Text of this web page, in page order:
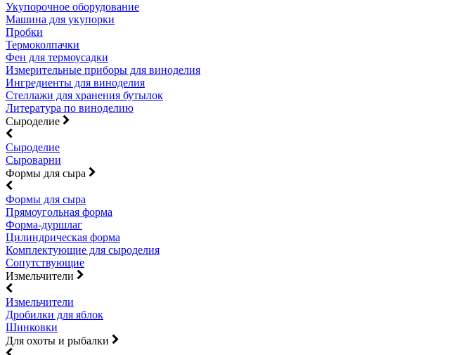
Укупорочное оборудование
Машина для укупорки
Пробки
Термоколпачки
Фен для термоусадки
Измерительные приборы для виноделия
Ингредиенты для виноделия
Стеллажи для хранения бутылок
Литература по виноделию
Сыроделие
Сыроделие
Сыроварни
Формы для сыра
Формы для сыра
Прямоугольная форма
Форма-дуршлаг
Цилиндрическая форма
Комплектующие для сыроделия
Сопутствующие
Измельчители
Измельчители
Дробилки для яблок
Шинковки
Для охоты и рыбалки